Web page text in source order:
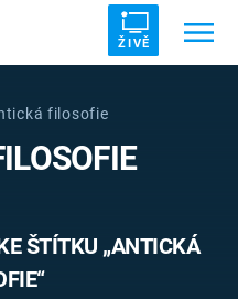
ŽIVĚ
SVĚTOVÁ VÁLKA
filosofie
ŠTÍTKU „ANTICKÁ